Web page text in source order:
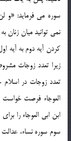
سوره می فرماید: «و
نمی توانید میان زنان
کردن آیه دوم به آیه
زیرا تعدد زوجات
تعدد زوجات در
العوجاء فرصت
ابن ابی العوجاء را
سوم سوره نساء،